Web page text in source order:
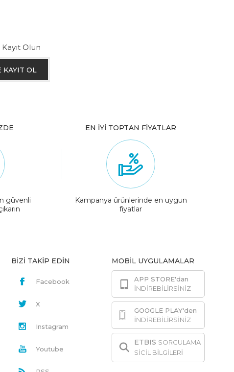
Olun
KAYIT OL
güvenli
EN İYİ TOPTAN FİYATLAR
Kampanya ürünlerinde en uygun
fiyatlar
BİZİ TAKİP EDİN
Facebook
X
Instagram
Youtube
MOBİL UYGULAMALAR
APP STORE'dan
İNDİREBİLİRSİNİZ
GOOGLE PLAY'den
İNDİREBİLİRSİNİZ
ETBIS SORGULAMA
SİCİL BİLGİLERİ